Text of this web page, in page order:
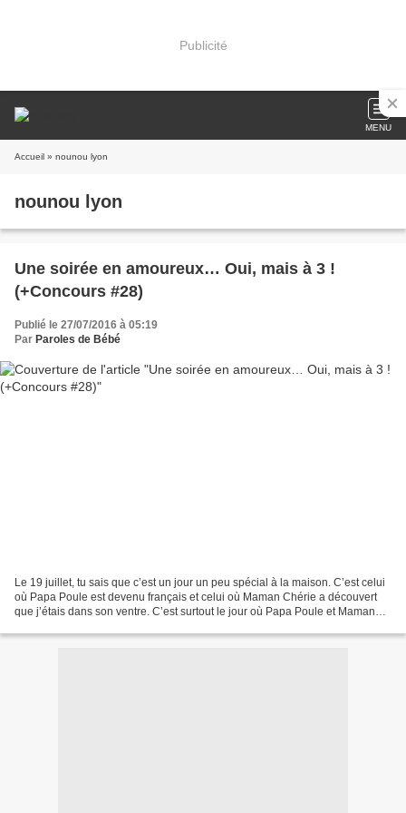
Publicité
MENU
Accueil » nounou lyon
nounou lyon
Une soirée en amoureux… Oui, mais à 3 !
(+Concours #28)
Publié le 27/07/2016 à 05:19
Par Paroles de Bébé
Le 19 juillet, tu sais que c’est un jour un peu spécial à la maison. C’est celui
où Papa Poule est devenu français et celui où Maman Chérie a découvert
que j’étais dans son ventre. C’est surtout le jour où Papa Poule et Maman